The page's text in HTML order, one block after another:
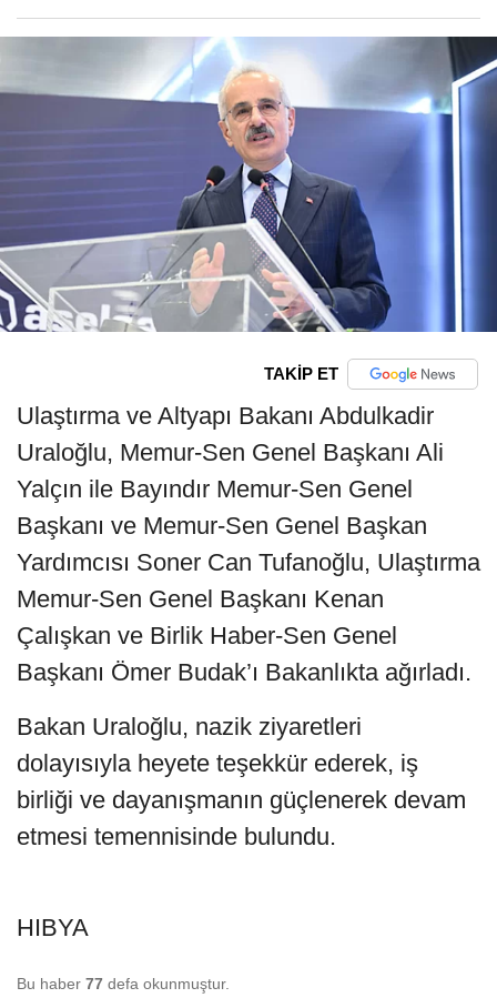
TAKİP ET
Ulaştırma ve Altyapı Bakanı Abdulkadir
Uraloğlu, Memur-Sen Genel Başkanı Ali
Yalçın ile Bayındır Memur-Sen Genel
Başkanı ve Memur-Sen Genel Başkan
Yardımcısı Soner Can Tufanoğlu, Ulaştırma
Memur-Sen Genel Başkanı Kenan
Çalışkan ve Birlik Haber-Sen Genel
Başkanı Ömer Budak’ı Bakanlıkta ağırladı.
Bakan Uraloğlu, nazik ziyaretleri
dolayısıyla heyete teşekkür ederek, iş
birliği ve dayanışmanın güçlenerek devam
etmesi temennisinde bulundu.
HIBYA
Bu haber 77 defa okunmuştur.